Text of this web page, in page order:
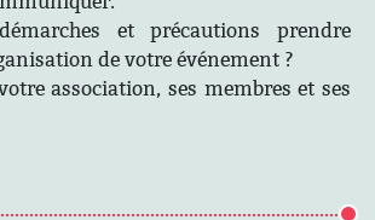
et précautions prendre
de votre événement ?
association, ses membres et ses